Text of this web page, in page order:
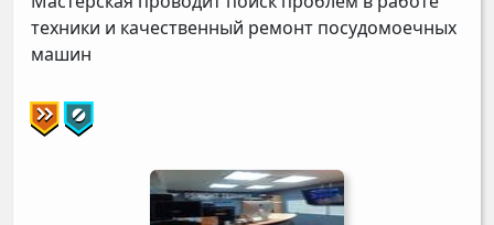
техники и качественный ремонт посудомоечных
машин